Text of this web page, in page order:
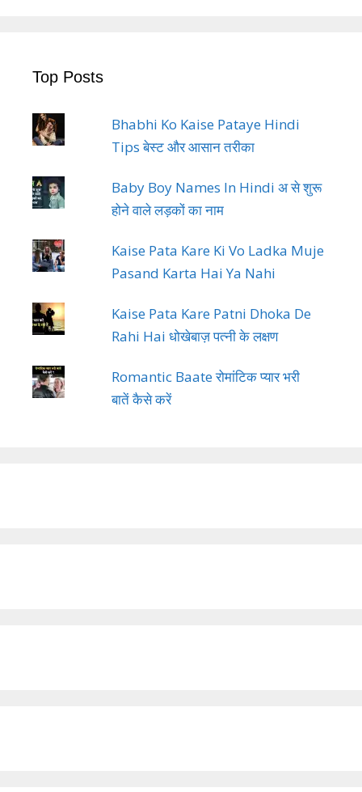
Top Posts
Bhabhi Ko Kaise Pataye Hindi
Tips बेस्ट और आसान तरीका
Baby Boy Names In Hindi अ से शुरू
होने वाले लड़कों का नाम
Kaise Pata Kare Ki Vo Ladka Muje
Pasand Karta Hai Ya Nahi
Kaise Pata Kare Patni Dhoka De
Rahi Hai धोखेबाज़ पत्नी के लक्षण
Romantic Baate रोमांटिक प्यार भरी
बातें कैसे करें